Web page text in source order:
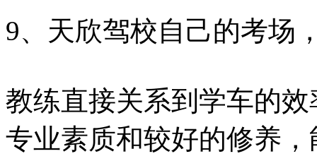
9、天欣驾校自己的考场
教练直接关系到学车的
专业素质和较好的修养